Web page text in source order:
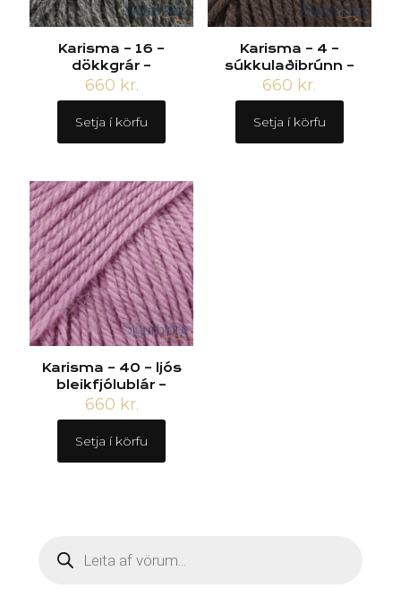
Karisma – 16 –
dökkgrár –
660 kr.
Setja í körfu
Karisma – 4 –
súkkulaðibrúnn –
660 kr.
Setja í körfu
Karisma – 40 – ljós
bleikfjólublár –
660 kr.
Setja í körfu
search